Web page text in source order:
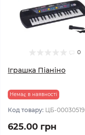
0
Іграшка Піаніно
Немає в наявності
Код товару: ЦБ-00030519
625.00 грн